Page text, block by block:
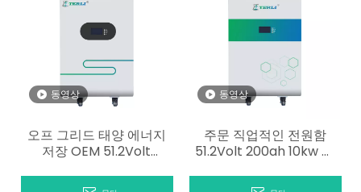
동영상
오프 그리드 태양 에너지
저장 OEM 51.2Volt
동영상
주문 직업적인 전원함
51.2Volt 200ah 10kw 리